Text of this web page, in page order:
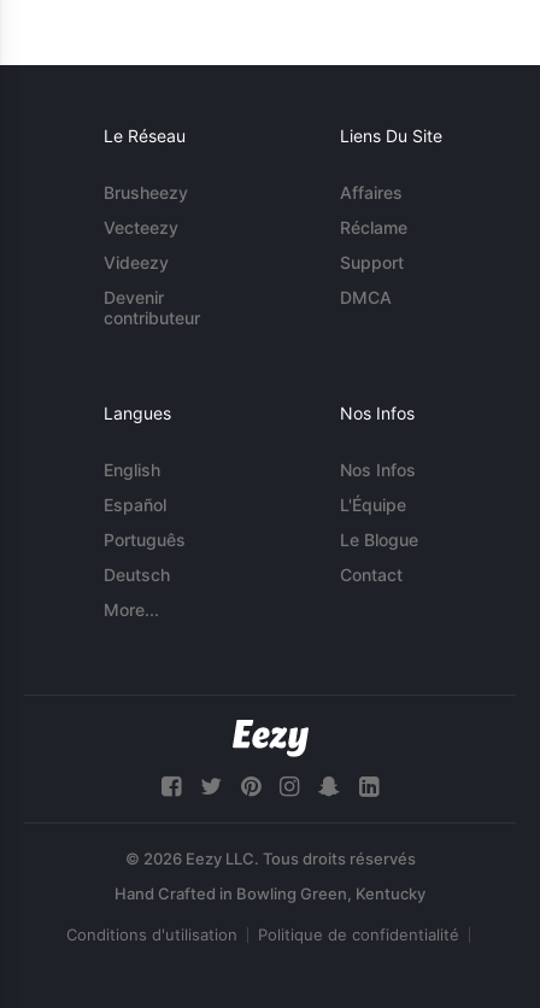
Le Réseau
Brusheezy
Vecteezy
Videezy
Devenir
contributeur
Liens Du Site
Affaires
Réclame
Support
DMCA
Langues
English
Español
Português
Deutsch
More...
Nos Infos
Nos Infos
L'Équipe
Le Blogue
Contact
© 2026 Eezy LLC. Tous droits réservés
Conditions d'utilisation Politique de confidentialité